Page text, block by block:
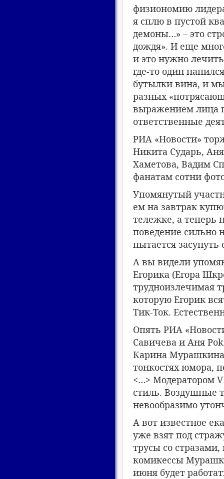
физиономию
я сплю в пустой
демоны…» – это
дождя». И еще
и это нужно
где-то один
бутылки вина, и
разных
выражением лица
ответственные
РИА «Новости»
Никита Сударь,
Хаметова, Вадим
фанатам сотни
Упомянутый
ем на завтрак
тележке, а теперь
поведение сильно
пытается
А вы видели
Егорика (Егора
трудноизлечимая
которую Егорик
Тик-Ток.
Опять РИА
Савичева и Аня
Карина
тонкостях юмора,
<…> Модератором
стиль. Воздушные
невообразимо
А вот известное
уже взят под
трусы со
комикессы
июня будет